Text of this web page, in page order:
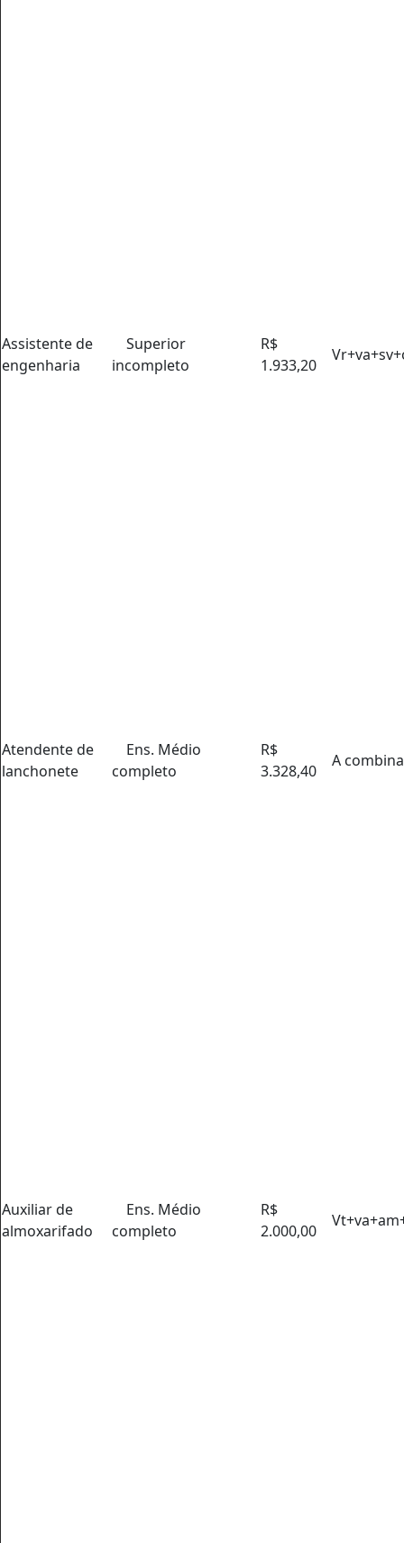
Assistente de
engenharia
Superior
incompleto
R$
1.933,20
Atendente de
lanchonete
Ens. Médio
completo
R$
3.328,40
A
Auxiliar de
almoxarifado
Ens. Médio
completo
R$
2.000,00